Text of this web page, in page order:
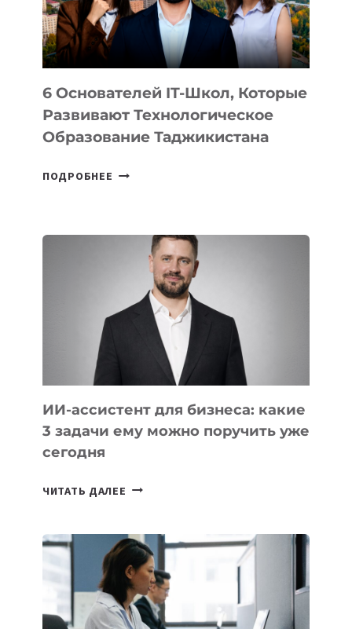
ОТ
OPENAI
6 Основателей IT-Школ, Которые
Развивают Технологическое
Образование Таджикистана
ПОДРОБНЕЕ
КОТОРЫЕ
РАЗВИВАЮТ
ТЕХНОЛОГИЧЕСКОЕ
ОБРАЗОВАНИЕ
ТАДЖИКИСТАНА
ИИ-ассистент для бизнеса: какие
3 задачи ему можно поручить уже
сегодня
ЧИТАТЬ ДАЛЕЕ ИИ-
БИЗНЕСА:
КАКИЕ
3
ЗАДАЧИ
ЕМУ